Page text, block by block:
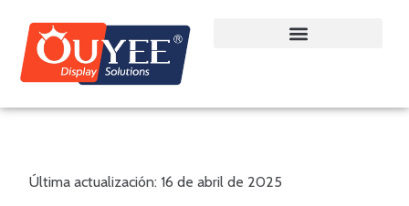
Última actualización: 16 de abril de 2025